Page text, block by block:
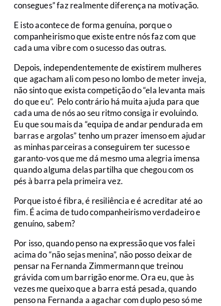
consegues” faz realmente diferença na motivação.
E isto acontece de forma genuína, porque o
companheirismo que existe entre nós faz com que
cada uma vibre com o sucesso das outras.
Depois, independentemente de existirem mulheres
que agacham ali com peso no lombo de meter inveja,
não sinto que exista competição do “ela levanta mais
do que eu”. Pelo contrário há muita ajuda para que
cada uma de nós ao seu ritmo consiga ir evoluindo.
Eu que sou mais da “equipa de andar pendurada em
barras e argolas” tenho um prazer imenso em ajudar
as minhas parceiras a conseguirem ter sucesso e
garanto-vos que me dá mesmo uma alegria imensa
quando alguma delas partilha que chegou com os
pés à barra pela primeira vez.
Porque isto é fibra, é resiliência e é acreditar até ao
fim. É acima de tudo companheirismo verdadeiro e
genuíno, sabem?
Por isso, quando penso na expressão que vos falei
acima do “não sejas menina”, não posso deixar de
pensar na Fernanda Zimmermann que treinou
grávida com um barrigão enorme. Ora eu, que às
vezes me queixo que a barra está pesada, quando
penso na Fernanda a agachar com duplo peso só me